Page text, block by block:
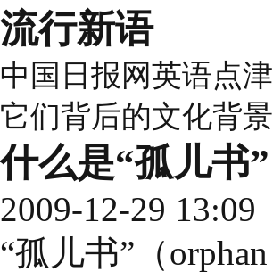
流行新语
中国日报网英语点
它们背后的文化背景
什么是“孤儿书”
2009-12-29 13:09
“孤儿书”（